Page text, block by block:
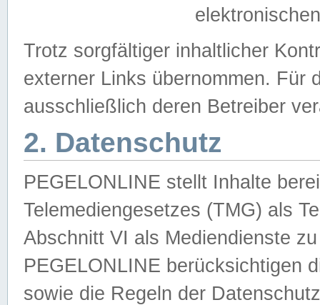
Trotz sorgfältiger inhaltlicher
externer Links übernommen. Für
ausschließlich deren Betreiber
2. Datenschutz
PEGELONLINE stellt Inhalte
Telemediengesetzes (TMG) als
Abschnitt VI als Mediendienste
PEGELONLINE berücksichtigen
sowie die Regeln der